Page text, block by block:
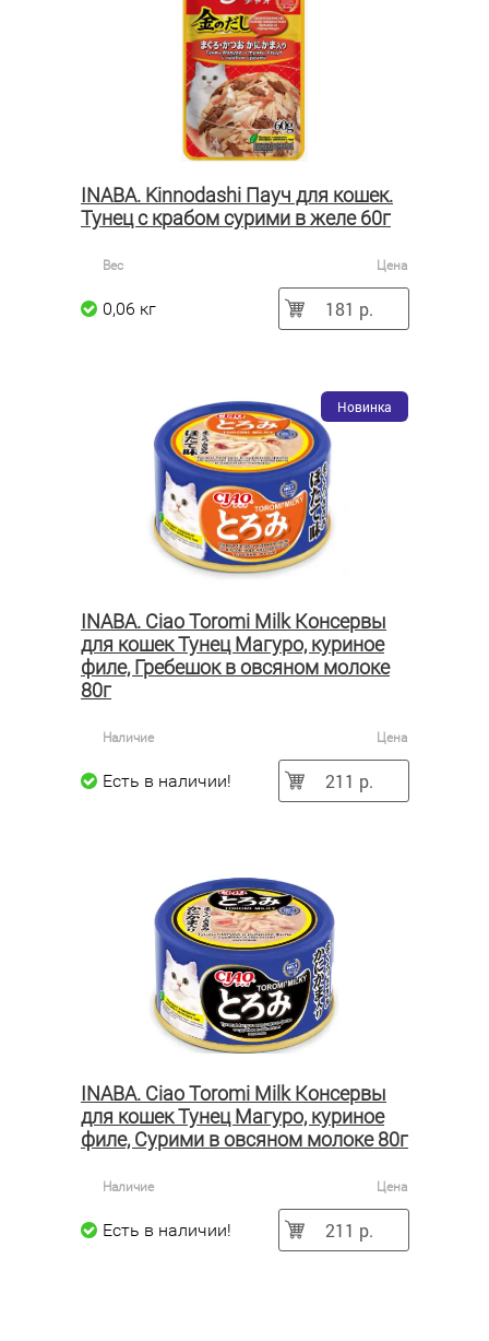
INABA. Kinnodashi Пауч для кошек.
Тунец с крабом сурими в желе 60г
Вес Цена
0,06 кг 181 р.
Новинка
INABA. Ciao Toromi Milk Консервы
для кошек Тунец Магуро, куриное
филе, Гребешок в овсяном молоке
80г
Наличие Цена
Есть в наличии! 211 р.
INABA. Ciao Toromi Milk Консервы
для кошек Тунец Магуро, куриное
филе, Сурими в овсяном молоке 80г
Наличие Цена
Есть в наличии! 211 р.